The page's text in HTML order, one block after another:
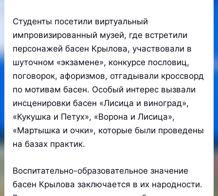
Студенты посетили виртуальный
импровизированный музей, где встретили
персонажей басен Крылова, участвовали в
шуточном «экзамене», конкурсе пословиц,
поговорок, афоризмов, отгадывали кроссворд
по мотивам басен. Особый интерес вызвали
инсценировки басен «Лисица и виноград»,
«Кукушка и Петух», «Ворона и Лисица»,
«Мартышка и очки», которые были проведены
на базах практик.
Воспитательно-образовательное значение
басен Крылова заключается в их народности.